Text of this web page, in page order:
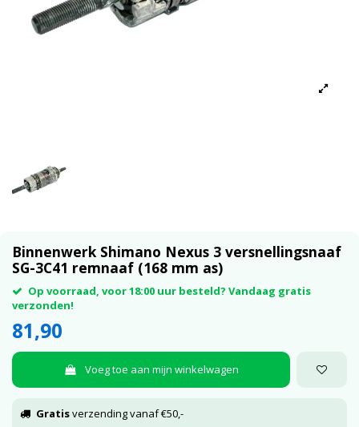
Binnenwerk Shimano Nexus 3 versnellingsnaaf
SG-3C41 remnaaf (168 mm as)
Op voorraad, voor 18:00 uur besteld? Vandaag gratis
verzonden!
81,90
Voeg toe aan mijn winkelwagen
Gratisverzending vanaf €50,-